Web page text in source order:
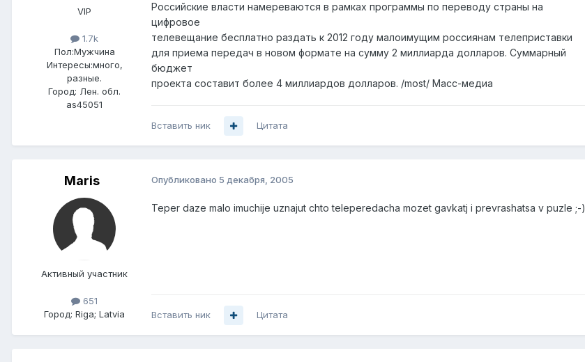
VIP
1.7k
Пол:Мужчина
Интересы:много,
разные.
Город: Лен. обл.
as45051
Российские власти намереваются в рамках программы по переводу страны на
цифровое
телевещание бесплатно раздать к 2012 году малоимущим россиянам телеприставки
для приема передач в новом формате на сумму 2 миллиарда долларов. Суммарный
бюджет
проекта составит более 4 миллиардов долларов. /most/ Масс-медиа
Вставить ник Цитата
Maris
Активный участник
651
Город: Riga; Latvia
Опубликовано 5 декабря, 2005
Teper daze malo imuchije uznajut chto teleperedacha mozet gavkatj i prevrashatsa v puzle ;-)
Вставить ник Цитата